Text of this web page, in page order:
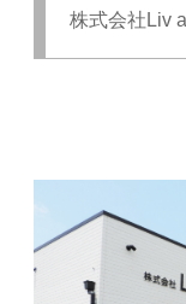
株式会社Liv